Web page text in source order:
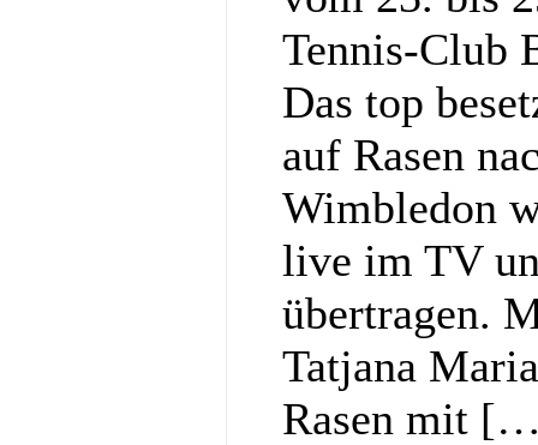
Tennis‑Club
Das top
auf Rasen
Wimbledon
live im TV
übertragen.
Tatjana
Rasen mit